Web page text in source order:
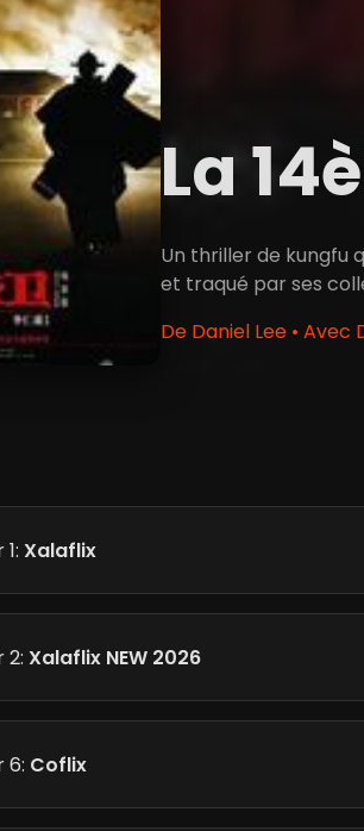
La
Un thriller de kungfu
et traqué par ses
De Daniel Lee • Avec
Xalaflix
2: Xalaflix NEW 2026
6: Coflix